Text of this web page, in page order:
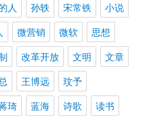
人 孙轶 宋常铁
小说
微营销 微软
思想
改革开放 文明
文章
王博远
玟予
琦 蓝海 诗歌
读书